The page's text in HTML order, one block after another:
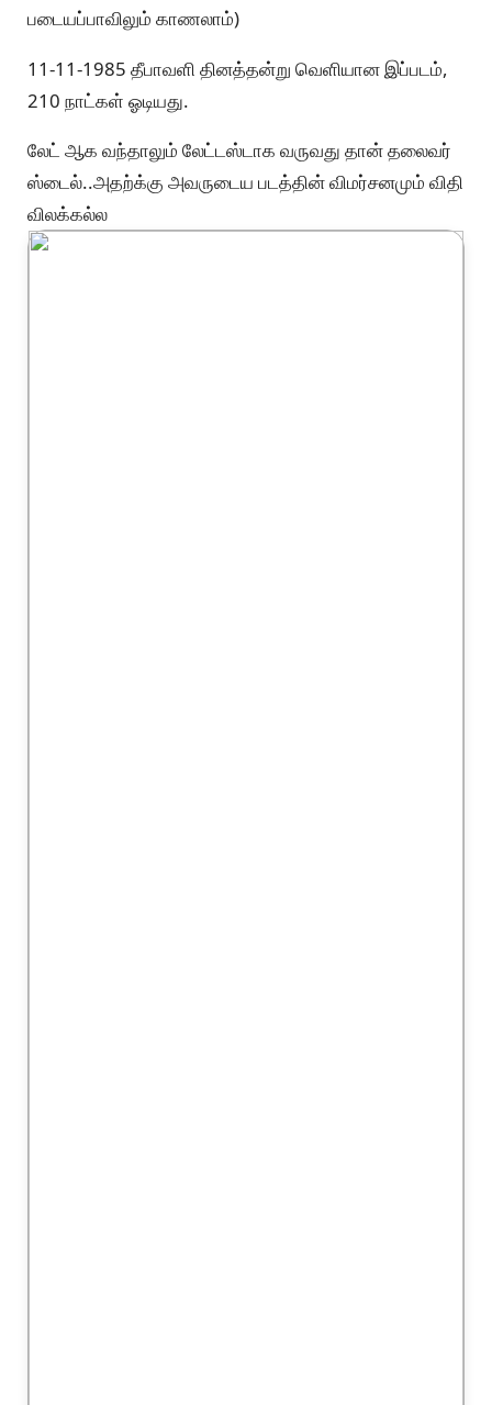
படையப்பாவிலும் காணலாம்)
11-11-1985 தீபாவளி தினத்தன்று வெளியான இப்படம்,
210 நாட்கள் ஓடியது.
லேட் ஆக வந்தாலும் லேட்டஸ்டாக வருவது தான் தலைவர்
ஸ்டைல்..அதற்க்கு அவருடைய படத்தின் விமர்சனமும் விதி
விலக்கல்ல